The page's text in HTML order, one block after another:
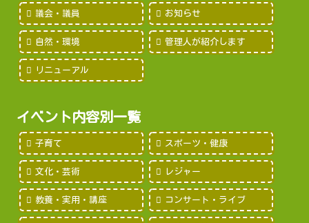
議会・議員 お知らせ
自然・環境 管理人が紹介します
リニューアル
イベント内容別一覧
子育て スポーツ・健康
文化・芸術 レジャー
教養・実用・講座 コンサート・ライブ